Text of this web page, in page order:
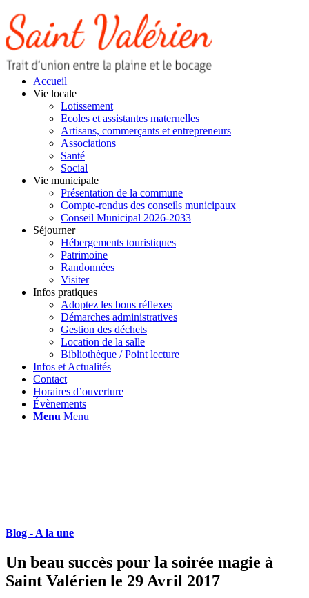
Accueil
Vie locale
Lotissement
Ecoles et assistantes maternelles
Artisans, commerçants et entrepreneurs
Associations
Santé
Social
Vie municipale
Présentation de la commune
Compte-rendus des conseils municipaux
Conseil Municipal 2026-2033
Séjourner
Hébergements touristiques
Patrimoine
Randonnées
Visiter
Infos pratiques
Adoptez les bons réflexes
Démarches administratives
Gestion des déchets
Location de la salle
Bibliothèque / Point lecture
Infos et Actualités
Contact
Horaires d’ouverture
Évènements
Menu Menu
Blog - A la une
Un beau succès pour la soirée magie à
Saint Valérien le 29 Avril 2017